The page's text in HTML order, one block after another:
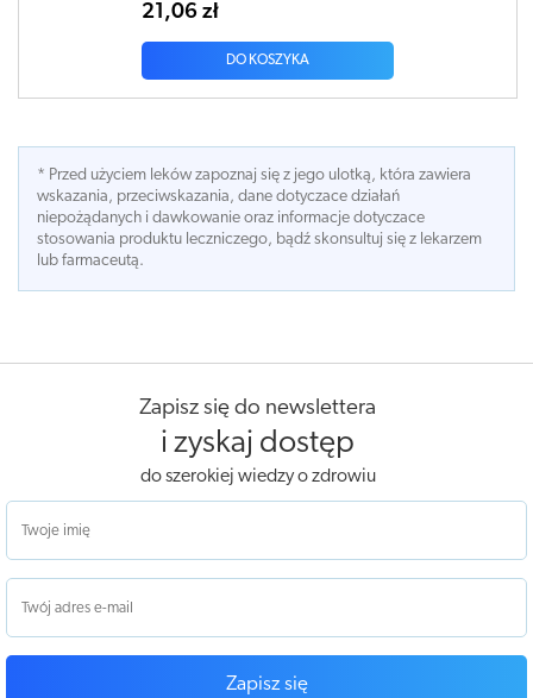
21,06 zł
DO KOSZYKA
* Przed użyciem leków zapoznaj się z jego ulotką, która zawiera
wskazania, przeciwskazania, dane dotyczace działań
niepożądanych i dawkowanie oraz informacje dotyczace
stosowania produktu leczniczego, bądź skonsultuj się z lekarzem
lub farmaceutą.
Zapisz się do newslettera
i zyskaj dostęp
do szerokiej wiedzy o zdrowiu
Zapisz się